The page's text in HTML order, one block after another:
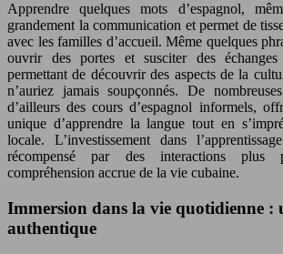
Apprendre quelques mots d’espagnol,
grandement la communication et permet de
avec les familles d’accueil. Même quelques
ouvrir des portes et susciter des échanges
permettant de découvrir des aspects de la
n’auriez jamais soupçonnés. De
d’ailleurs des cours d’espagnol informels,
unique d’apprendre la langue tout en
locale. L’investissement dans
récompensé par des interactions plus
compréhension accrue de la vie cubaine.
Immersion dans la vie quotidienne :
authentique